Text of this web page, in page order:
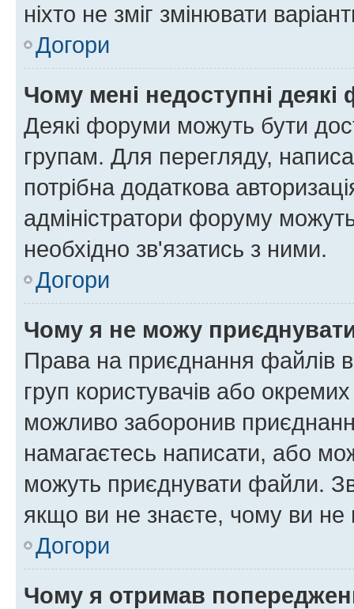
ніхто не зміг змінювати
Догори
Чому мені недоступні
Деякі форуми можуть бути
групам. Для перегляду,
потрібна додаткова
адміністратори форуму
необхідно зв'язатись з ними.
Догори
Чому я не можу
Права на приєднання файлів
груп користувачів або
можливо заборонив
намагаєтесь написати, або
можуть приєднувати файли.
якщо ви не знаєте, чому ви
Догори
Чому я отримав